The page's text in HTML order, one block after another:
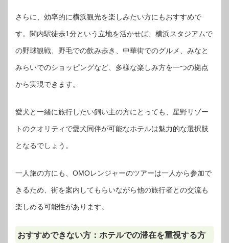
さらに、効率的に横浜観光を楽しみたい方にもおすすめで
す。関内駅徒歩1分という立地を活かせば、横浜スタジアムで
の野球観戦、野毛での飲み歩き、中華街でのグルメ、みなと
みらいでのショッピングなど、多様な楽しみ方を一つの拠点
から実現できます。
愛犬と一緒に旅行したい飼い主の方にとっても、星野リゾー
トのクオリティで愛犬同伴が可能なホテルは魅力的な選択肢
となるでしょう。
一人旅の方にも、OMOレンジャーのツアーは一人から参加で
きるため、街を案内してもらいながら他の旅行者との交流も
楽しめる可能性があります。
おすすめできない方：ホテルでの滞在を重視する方